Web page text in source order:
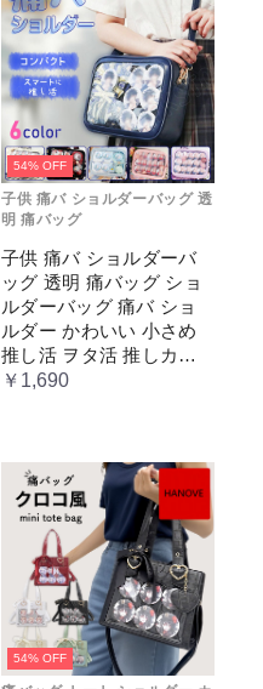
54% OFF
子供 痛バ ショルダーバッグ 透
明 痛バッグ
子供 痛バ ショルダーバ
ッグ 透明 痛バッグ ショ
ルダーバッグ 痛バ ショ
ルダー かわいい 小さめ
推し活 ヲタ活 推しカラ
ー 推し色 肩掛け レディ
￥1,690
54% OFF